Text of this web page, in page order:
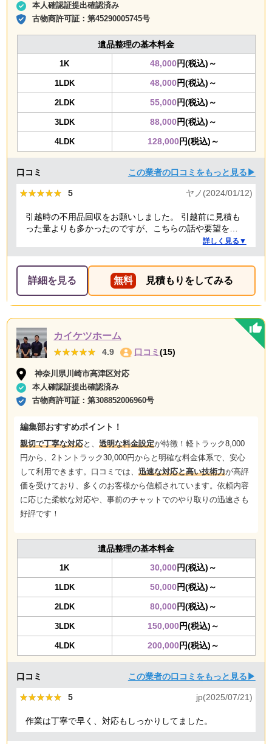
本人確認証提出確認済み
古物商許可証：第45290005745号
遺品整理の基本料金
1K 48,000円(税込)～
1LDK 48,000円(税込)～
2LDK 55,000円(税込)～
3LDK 88,000円(税込)～
4LDK 128,000円(税込)～
口コミ この業者の口コミをもっと見る▶
★★★★★
★★★★★ 5 ヤノ(2024/01/12)
引越時の不用品回収をお願いしました。 引越前に見積も
った量よりも多かったのですが、こちらの話や要望を聞
いていただき、感謝しています。 また担当者も明るく、
張ってください
詳しく見る▼
詳細を見る 無料 見積もりをしてみる
カイケツホーム
★★★★★
★★★★★ 4.9 口コミ (15)
神奈川県川崎市高津区対応
本人確認証提出確認済み
古物商許可証：第308852006960号
編集部おすすめポイント！
親切で丁寧な対応と、 透明な料金設定が特徴！軽トラック8,000
円から、2トントラック30,000円からと明確な料金体系で、安心
して利用できます。口コミでは、 迅速な対応と高い技術力が高評
価を受けており、多くのお客様から信頼されています。依頼内容
に応じた柔軟な対応や、事前のチャットでのやり取りの迅速さも
好評です！
遺品整理の基本料金
1K 30,000円(税込)～
1LDK 50,000円(税込)～
2LDK 80,000円(税込)～
3LDK 150,000円(税込)～
4LDK 200,000円(税込)～
口コミ この業者の口コミをもっと見る▶
★★★★★
★★★★★ 5 jp(2025/07/21)
作業は丁寧で早く、対応もしっかりしてました。